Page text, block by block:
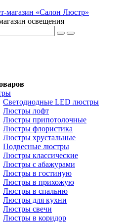
освещения
Светодиодные LED люстры
Люстры лофт
Люстры припотолочные
Люстры флористика
Люстры хрустальные
Подвесные люстры
Люстры классические
Люстры с абажурами
Люстры в гостиную
Люстры в прихожую
Люстры в спальню
Люстры для кухни
Люстры свечи
Люстры в коридор